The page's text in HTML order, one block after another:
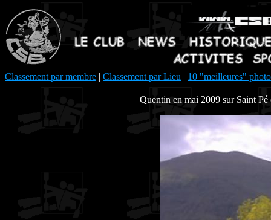
Classement par membre | Classement par Lieu | 10 "meilleures"
Quentin en mai 2009 sur Saint